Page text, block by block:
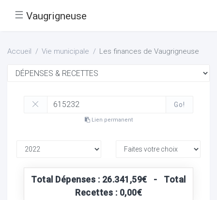
☰ Vaugrigneuse
Accueil Vie municipale Les finances de Vaugrigneuse
Go!
Lien permanent
Total Dépenses : 26.341,59€ - Total
Recettes : 0,00€